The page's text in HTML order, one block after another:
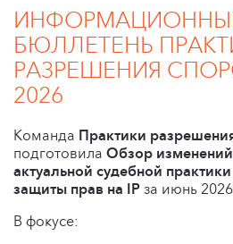
БЮЛЛЕТЕНЬ
РАЗРЕШЕНИЯ
2026
Команда Практики
подготовила Обзор изменений
актуальной судебной
защиты прав на IP за июнь
В фокусе: